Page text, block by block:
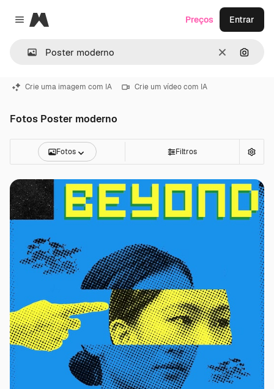
Close menu
Magnific
Limpar
Preços Entrar
Crie uma imagem com IA Crie um vídeo com IA
Fotos Poster moderno
Fotos Filtros